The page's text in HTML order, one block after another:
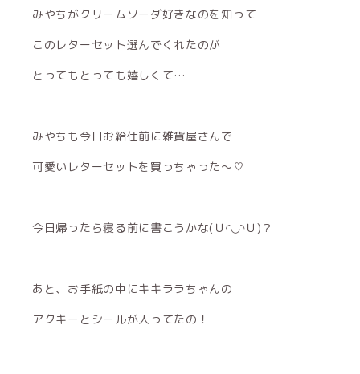
みやちがクリームソーダ好きなのを知って
このレターセット選んでくれたのが
とってもとっても嬉しくて…
みやちも今日お給仕前に雑貨屋さんで
可愛いレターセットを買っちゃった〜♡
今日帰ったら寝る前に書こうかな(Ｕ◜◡◝Ｕ)？
あと、お手紙の中にキキララちゃんの
アクキーとシールが入ってたの！